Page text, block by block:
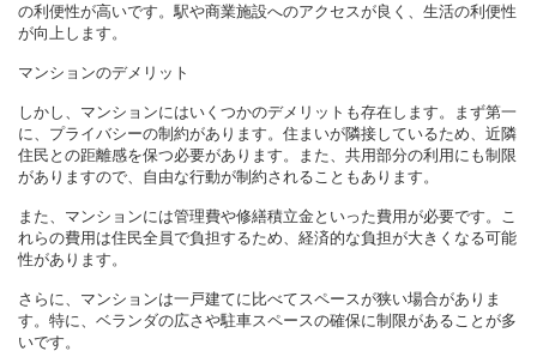
の利便性が高いです。駅や商業施設へのアクセスが良く、生活の利便性
が向上します。
マンションのデメリット
しかし、マンションにはいくつかのデメリットも存在します。まず第一
に、プライバシーの制約があります。住まいが隣接しているため、近隣
住民との距離感を保つ必要があります。また、共用部分の利用にも制限
がありますので、自由な行動が制約されることもあります。
また、マンションには管理費や修繕積立金といった費用が必要です。こ
れらの費用は住民全員で負担するため、経済的な負担が大きくなる可能
性があります。
さらに、マンションは一戸建てに比べてスペースが狭い場合がありま
す。特に、ベランダの広さや駐車スペースの確保に制限があることが多
いです。